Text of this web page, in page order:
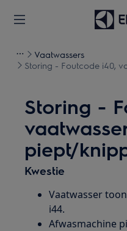
Vaatwassers
Storing - Foutcode i40,
Storing -
piept/
Kwestie
Vaatwasser
i44.
Afwasmachine